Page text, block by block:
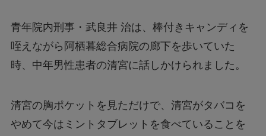
青年院内刑事・武良井 治は、棒付きキャンディを
咥えながら阿栖暮総合病院の廊下を歩いていた
時、中年男性患者の清宮に話しかけられました。
清宮の胸ポケットを見ただけで、清宮がタバコを
やめて今はミントタブレットを食べていることを